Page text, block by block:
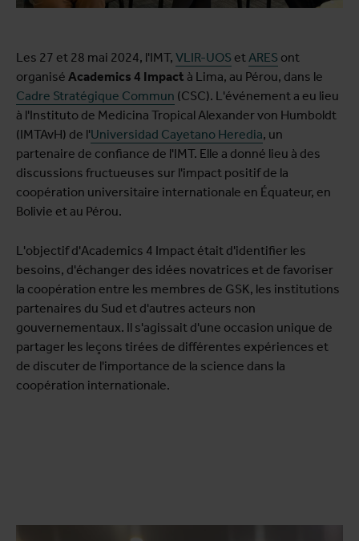
Les 27 et 28 mai 2024, l'IMT, VLIR-UOS etARES ont
organisé Academics 4 Impact à Lima, au Pérou, dans le
Cadre Stratégique Commun (CSC). L'événement a eu lieu
à l'Instituto de Medicina Tropical Alexander von Humboldt
(IMTAvH) de l'Universidad Cayetano Heredia, un
partenaire de confiance de l'IMT. Elle a donné lieu à des
discussions fructueuses sur l'impact positif de la
coopération universitaire internationale en Équateur, en
Bolivie et au Pérou.
L'objectif d'Academics 4 Impact était d'identifier les
besoins, d'échanger des idées novatrices et de favoriser
la coopération entre les membres de GSK, les institutions
partenaires du Sud et d'autres acteurs non
gouvernementaux. Il s'agissait d'une occasion unique de
partager les leçons tirées de différentes expériences et
de discuter de l'importance de la science dans la
coopération internationale.